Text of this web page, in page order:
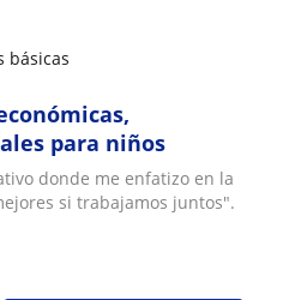
básicas
para niños
donde me enfatizo en la
si trabajamos juntos".